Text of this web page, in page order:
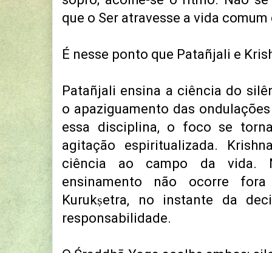
que o Ser atravesse a vida
É nesse ponto que Patañjali e
Patañjali ensina a ciência do
o apaziguamento das
essa disciplina, o foco se
agitação espiritualizada.
ciência ao campo da
ensinamento não ocorre
Kurukṣetra, no instante da
responsabilidade.